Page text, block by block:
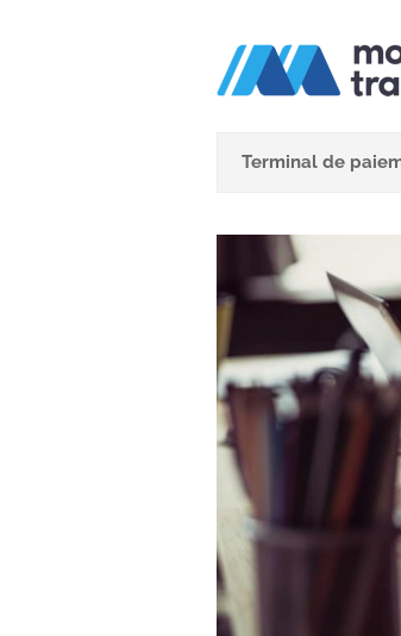
Terminal de